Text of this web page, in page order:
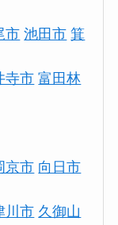
市 池田市 箕
寺市 富田林
京市 向日市
川市 久御山